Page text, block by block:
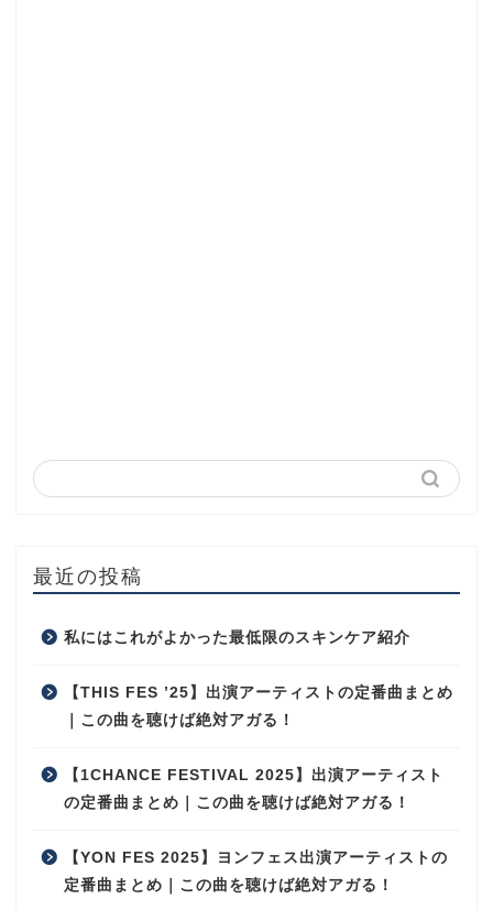
最近の投稿
私にはこれがよかった最低限のスキンケア紹介
【THIS FES ’25】出演アーティストの定番曲まとめ
｜この曲を聴けば絶対アガる！
【1CHANCE FESTIVAL 2025】出演アーティスト
の定番曲まとめ｜この曲を聴けば絶対アガる！
【YON FES 2025】ヨンフェス出演アーティストの
定番曲まとめ｜この曲を聴けば絶対アガる！